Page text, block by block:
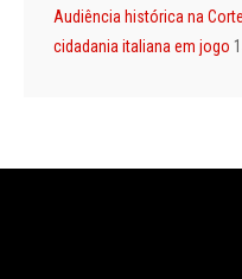
Audiência histórica na
cidadania italiana em jogo